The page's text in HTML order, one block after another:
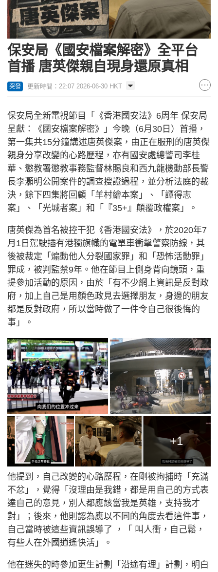
保安局《國安檔案解密》全平台
首播 唐英傑親自現身還原真相
突發 更新時間：22:07 2026-06-30 HKT
保安局全新電視節目「《香港國安法》6周年 保安局
呈獻：《國安檔案解密》」今晚（6月30日）首播，
第一集共15分鐘講述唐英傑案，由正在服刑的唐英傑
親身分享改變的心路歷程，亦有國安處總警司李桂
華、懲教署懲教事務監督林賜良和西九龍機動部長警
長李灝明公開案件的調查搜證過程，並分析法庭的裁
決，餘下四集將回顧「羊村繪本案」、「譚得志
案」、「光城者案」和「『35+』顛覆政權案」。
唐英傑為首名被控干犯《香港國安法》，於2020年7
月1日駕駛插有港獨旗幟的電單車衝擊警察防線，其
後被裁定「煽動他人分裂國家罪」和「恐怖活動罪」
罪成，被判監禁9年。他在節目上側身背向鏡頭，重
提參加活動的原因，由於「有不少網上資訊是反對政
府，加上自己是用顏色政見去選擇朋友，身邊的朋友
都是反對政府，所以當時做了一件令自己很後悔的
事」。
+1
他提到，自己改變的心路歷程，在剛被拘捕時「充滿
不忿」，覺得「沒理由是我錯，都是用自己的方式表
達自己的意見，別人都應該當我是英雄，支持我才
對」；後來，他則認為應以不同的角度去看這件事，
自己當時被這些資訊誤導了 ，「 叫人衝，自己鬆，
有些人在外國逍遙快活」。
他在迷失的時參加更生計劃「沿途有理」計劃，明白